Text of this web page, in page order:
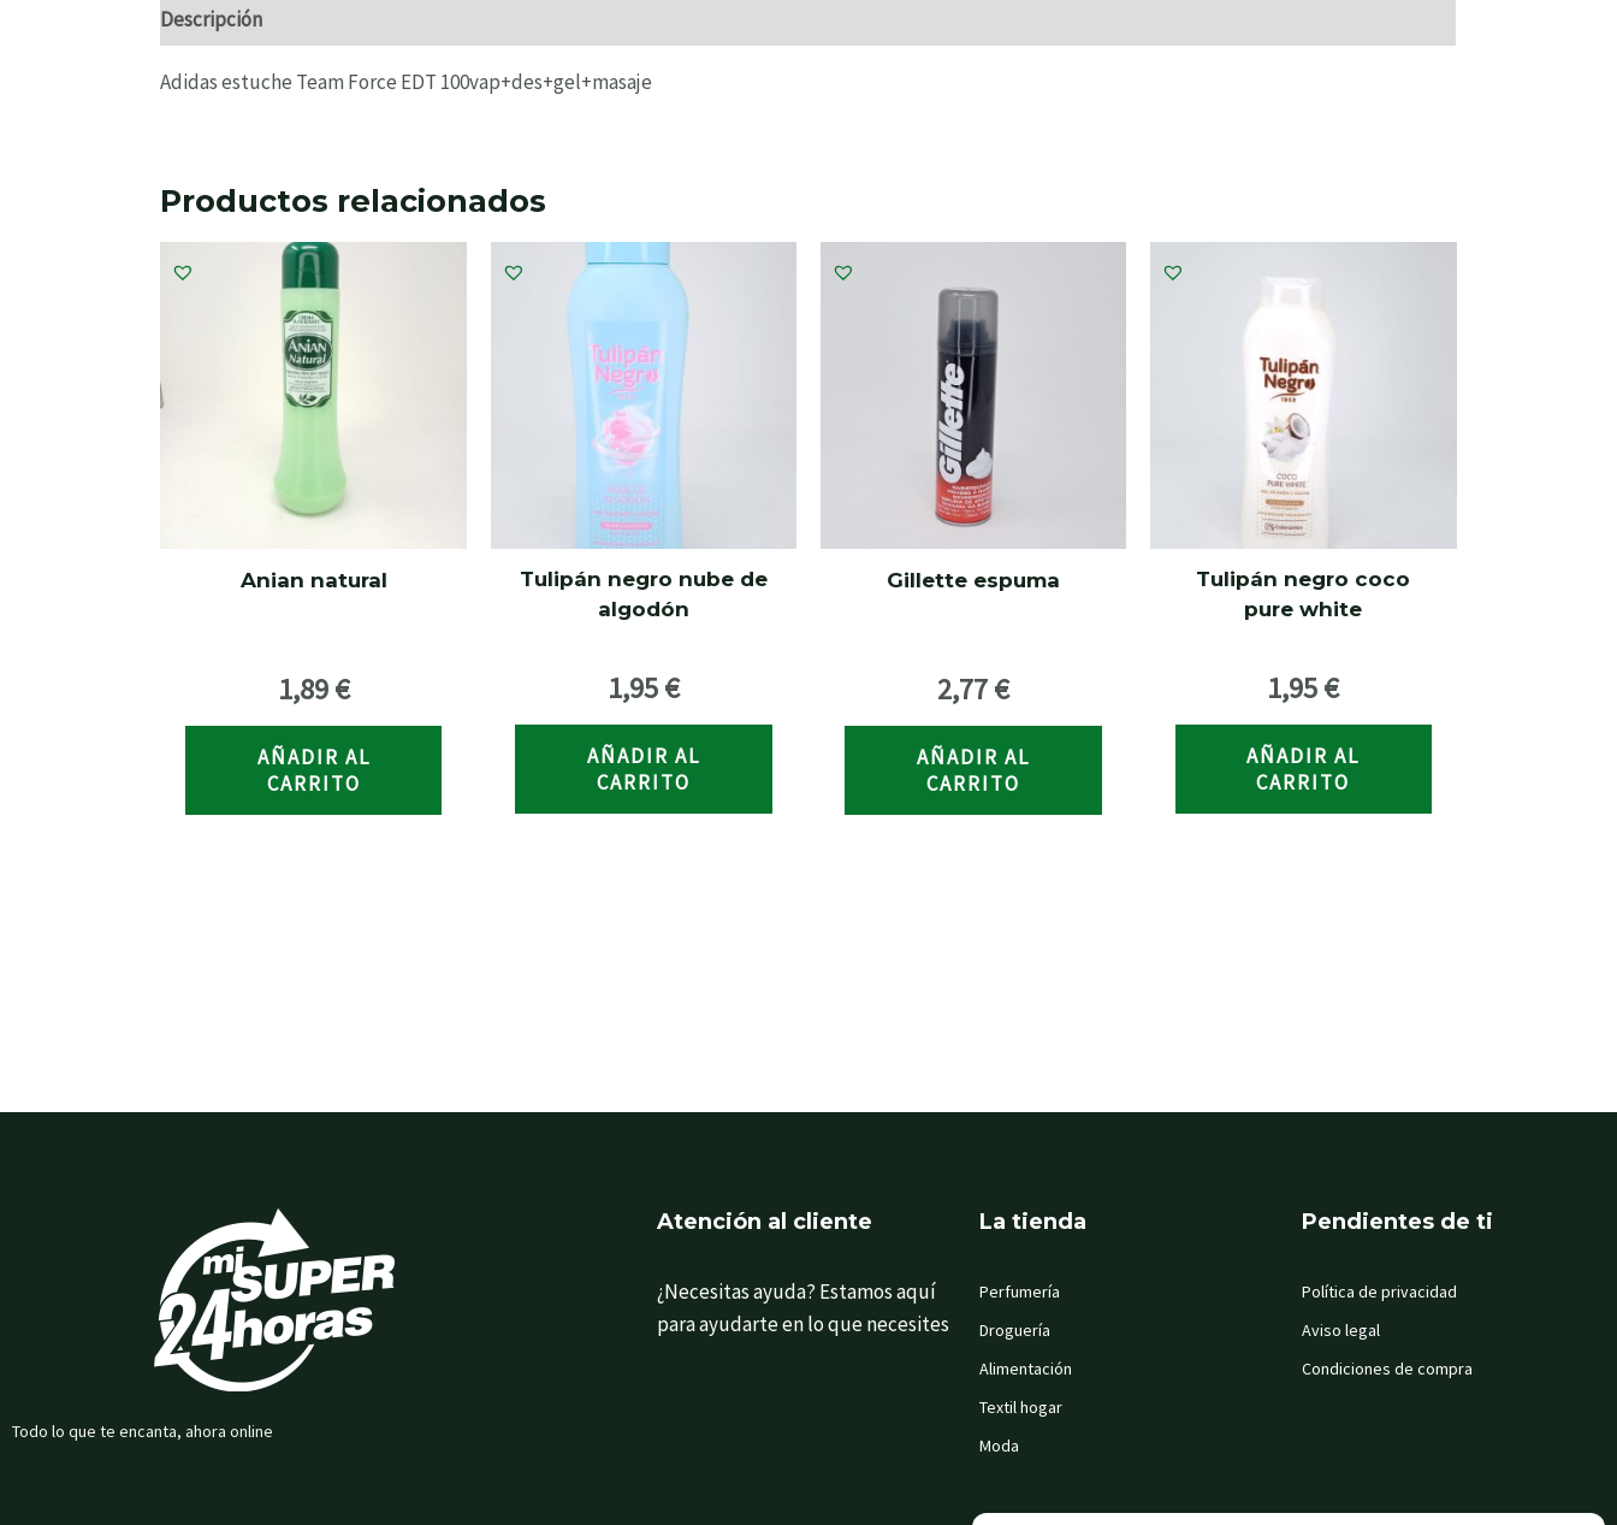
Descripción
Adidas estuche Team Force EDT 100vap+des+gel+masaje
Productos relacionados
Anian natural
1,89€
AÑADIR AL
CARRITO
Tulipán negro nube de
algodón
1,95€
AÑADIR AL
CARRITO
Gillette espuma
2,77€
AÑADIR AL
CARRITO
Tulipán negro coco
pure white
1,95€
AÑADIR AL
CARRITO
Todo lo que te encanta, ahora online
Atención al cliente
¿Necesitas ayuda? Estamos aquí
para ayudarte en lo que necesites
La tienda
Perfumería
Droguería
Alimentación
Textil hogar
Moda
Pendientes de ti
Política de privacidad
Aviso legal
Condiciones de compra